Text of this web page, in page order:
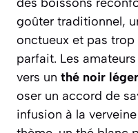
goûter traditionnel,
onctueux et pas
parfait. Les
vers un thé noir léger
oser un accord de
infusion à la